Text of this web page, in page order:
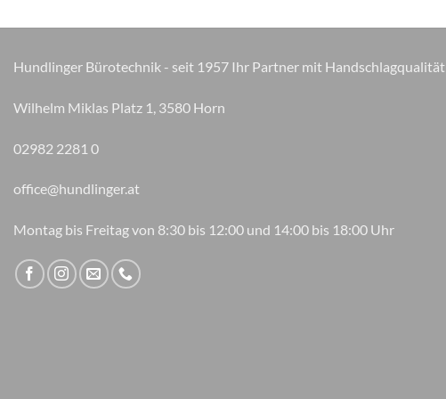
Hundlinger Bürotechnik - seit 1957 Ihr Partner mit Handschlagqualität
Wilhelm Miklas Platz 1, 3580 Horn
02982 2281 0
office@hundlinger.at
Montag bis Freitag von 8:30 bis 12:00 und 14:00 bis 18:00 Uhr